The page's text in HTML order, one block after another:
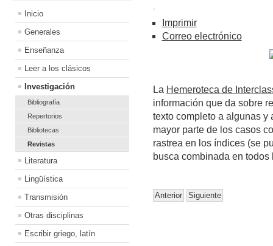
Inicio
Generales
Enseñanza
Leer a los clásicos
Investigación
Bibliografía
Repertorios
Bibliotecas
Revistas
Literatura
Lingüística
Transmisión
Otras disciplinas
Escribir griego, latín
Imprimir
Correo electrónico
La Hemeroteca de
información que da sobre
texto completo a algunas y
mayor parte de los casos
rastrea en los índices (se
busca combinada en
Anterior Siguiente